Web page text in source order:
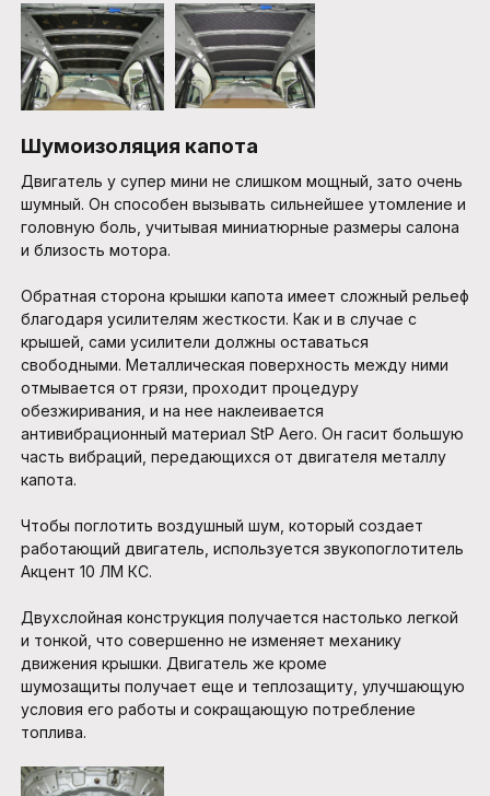
Шумоизоляция капота
Двигатель у супер мини не слишком мощный, зато очень
шумный. Он способен вызывать сильнейшее утомление и
головную боль, учитывая миниатюрные размеры салона
и близость мотора.
Обратная сторона крышки капота имеет сложный рельеф
благодаря усилителям жесткости. Как и в случае с
крышей, сами усилители должны оставаться
свободными. Металлическая поверхность между ними
отмывается от грязи, проходит процедуру
обезжиривания, и на нее наклеивается
антивибрационный материал StP Aero. Он гасит большую
часть вибраций, передающихся от двигателя металлу
капота.
Чтобы поглотить воздушный шум, который создает
работающий двигатель, используется звукопоглотитель
Акцент 10 ЛМ КС.
Двухслойная конструкция получается настолько легкой
и тонкой, что совершенно не изменяет механику
движения крышки. Двигатель же кроме
шумозащиты получает еще и теплозащиту, улучшающую
условия его работы и сокращающую потребление
топлива.